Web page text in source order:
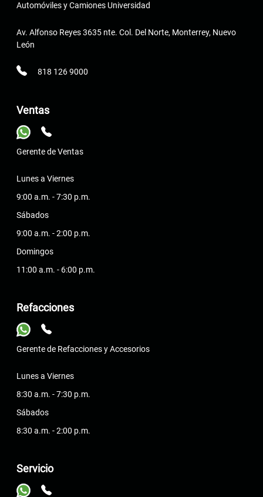
Automóviles y Camiones Universidad
Av. Alfonso Reyes 3635 nte. Col. Del Norte, Monterrey, Nuevo
León
818 126 9000
Ventas
Gerente de Ventas
Lunes a Viernes
9:00 a.m. - 7:30 p.m.
Sábados
9:00 a.m. - 2:00 p.m.
Domingos
11:00 a.m. - 6:00 p.m.
Refacciones
Gerente de Refacciones y Accesorios
Lunes a Viernes
8:30 a.m. - 7:30 p.m.
Sábados
8:30 a.m. - 2:00 p.m.
Servicio